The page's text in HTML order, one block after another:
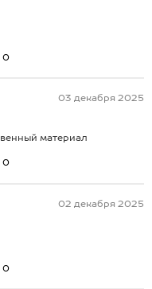
0
03 декабря 2025
материал
0
02 декабря 2025
0